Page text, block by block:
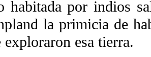
habitada por indios
la primicia de
exploraron esa tierra.